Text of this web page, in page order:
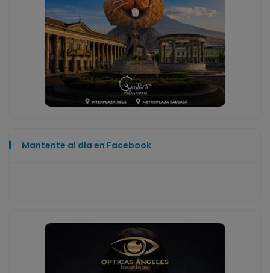
Mantente al día en Facebook